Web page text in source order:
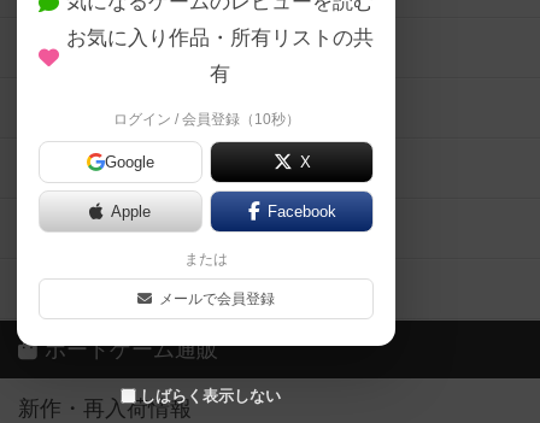
お気に入り作品・所有リストの共
有
ログイン / 会員登録（10秒）
Google X
Apple Facebook
または
メールで会員登録
しばらく表示しない
メカニクス特集
掲示板・トピックス
ボドとも・会員一覧
ボードゲーム業界コラム
ボドゲーマご利用案内
ボードゲーム通販
新作・再入荷情報